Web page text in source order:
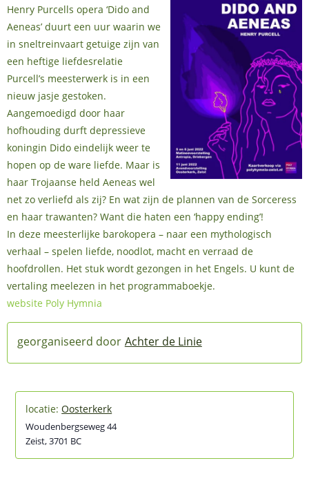
Henry Purcells opera ‘Dido and
Aeneas’ duurt een uur waarin we
in sneltreinvaart getuige zijn van
een heftige liefdesrelatie
Purcell’s meesterwerk is in een
nieuw jasje gestoken.
Aangemoedigd door haar
hofhouding durft depressieve
koningin Dido eindelijk weer te
hopen op de ware liefde. Maar is
haar Trojaanse held Aeneas wel
net zo verliefd als zij? En wat zijn de plannen van de Sorceress
en haar trawanten? Want die haten een ‘happy ending’!
In deze meesterlijke barokopera – naar een mythologisch
verhaal – spelen liefde, noodlot, macht en verraad de
hoofdrollen. Het stuk wordt gezongen in het Engels. U kunt de
vertaling meelezen in het programmaboekje.
website Poly Hymnia
Achter de Linie
Oosterkerk
Woudenbergseweg 44
Zeist,3701 BC